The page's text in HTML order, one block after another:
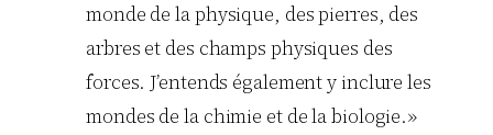
monde de la physique, des pierres, des
arbres et des champs physiques des
forces. J’entends également y inclure les
mondes de la chimie et de la biologie.»